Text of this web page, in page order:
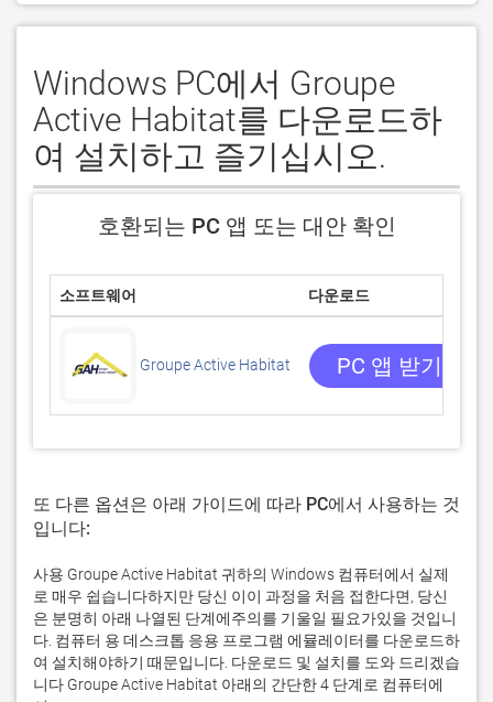
Windows PC에서 Groupe
Active Habitat를 다운로드하
여 설치하고 즐기십시오.
호환되는 PC 앱 또는 대안 확인
소프트웨어 다운로드
Groupe Active Habitat PC 앱 받기
또 다른 옵션은 아래 가이드에 따라 PC에서 사용하는 것
입니다:
사용 Groupe Active Habitat 귀하의 Windows 컴퓨터에서 실제
로 매우 쉽습니다하지만 당신 이이 과정을 처음 접한다면, 당신
은 분명히 아래 나열된 단계에주의를 기울일 필요가있을 것입니
다. 컴퓨터 용 데스크톱 응용 프로그램 에뮬레이터를 다운로드하
여 설치해야하기 때문입니다. 다운로드 및 설치를 도와 드리겠습
니다 Groupe Active Habitat 아래의 간단한 4 단계로 컴퓨터에